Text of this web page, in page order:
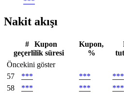
Nakit akışı
#
Kupon
geçerlilik süresi
Kupon,
%
Öncekini göster
57
*** *** ***
58
*** *** ***